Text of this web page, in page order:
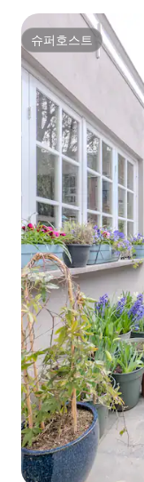
슈퍼호스트
슈퍼호스트